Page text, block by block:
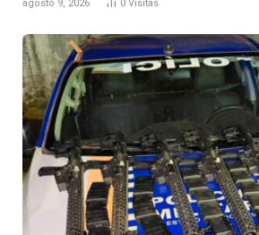
agosto 9, 2026 0 Visitas